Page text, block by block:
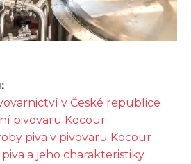
v České republice
pivovaru Kocour
piva v pivovaru Kocour
a jeho charakteristiky